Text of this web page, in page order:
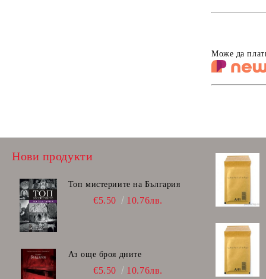
Може да
Нови продукти
Топ мистериите на България
€5.50 10.76лв.
Аз още броя дните
€5.50 10.76лв.